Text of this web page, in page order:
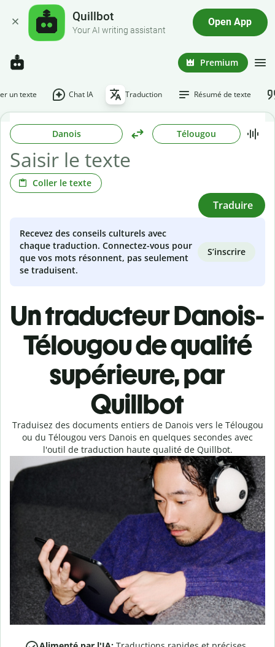
Quillbot
Your AI writing assistant
Open App
Premium
un texte Chat IA Traduction Résumé de texte
Danois Télougou
Coller le texte
Traduire
Recevez des conseils culturels avec
chaque traduction. Connectez-vous pour
que vos mots résonnent, pas seulement
se traduisent.
S’inscrire
Un traducteur Danois-
Télougou de qualité
supérieure, par
Quillbot
Traduisez des documents entiers de Danois vers le Télougou
ou du Télougou vers Danois en quelques secondes avec
l'outil de traduction haute qualité de Quillbot.